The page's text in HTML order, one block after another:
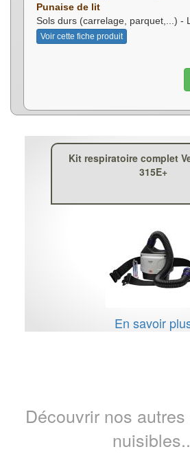
Punaise de lit
Sols durs (carrelage, parquet,...) -
Voir cette fiche produit
Kit respiratoire complet
315E+
En savoir
Découvrir nos